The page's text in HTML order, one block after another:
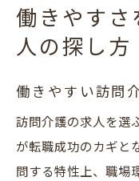
働きやすさ
人の探し方
働きやすい訪問
訪問介護の求人を選
が転職成功のカギと
問する特性上、職場